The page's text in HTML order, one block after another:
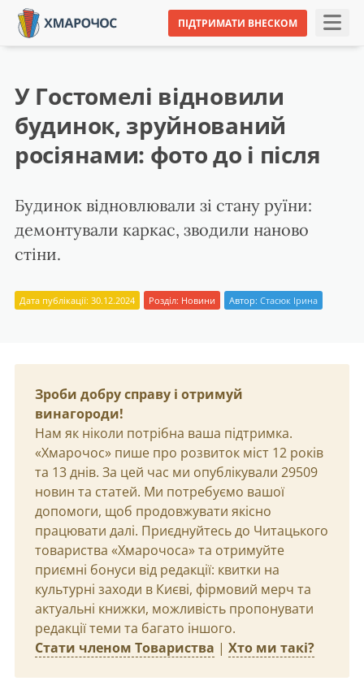
ПІДТРИМАТИ ВНЕСКОМ
У Гостомелі відновили
будинок, зруйнований
росіянами: фото до і після
Будинок відновлювали зі стану руїни:
демонтували каркас, зводили наново
стіни.
Дата публікації: 30.12.2024 Розділ: Новини Автор: Стасюк Ірина
Зроби добру справу і отримуй
винагороди!
Нам як ніколи потрібна ваша підтримка.
«Хмарочос» пише про розвиток міст 12 років
та 13 днів. За цей час ми опублікували 29509
новин та статей. Ми потребуємо вашої
допомоги, щоб продовжувати якісно
працювати далі. Приєднуйтесь до Читацького
товариства «Хмарочоса» та отримуйте
приємні бонуси від редакції: квитки на
культурні заходи в Києві, фірмовий мерч та
актуальні книжки, можливість пропонувати
редакції теми та багато іншого.
Стати членом Товариства | Хто ми такі?